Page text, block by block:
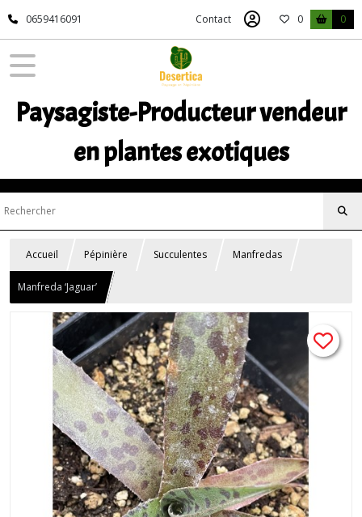
0659416091 Contact 0 0
Paysagiste-Producteur vendeur
en plantes exotiques
Accueil Pépinière Succulentes Manfredas
Manfreda ‘Jaguar’